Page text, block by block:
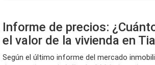
Informe de precios:
el valor de la vivienda en
Según el último informe del mercado